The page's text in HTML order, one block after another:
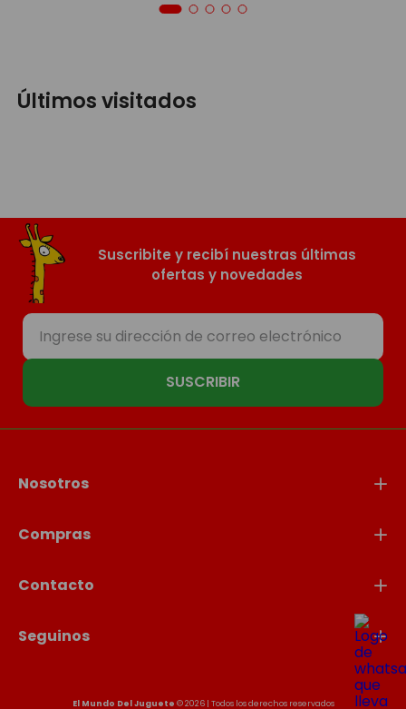
Últimos visitados
Suscribite y recibí nuestras últimas
ofertas y novedades
SUSCRIBIR
Nosotros
Compras
Contacto
Seguinos
El Mundo Del Juguete © 2026 | Todos los derechos reservados